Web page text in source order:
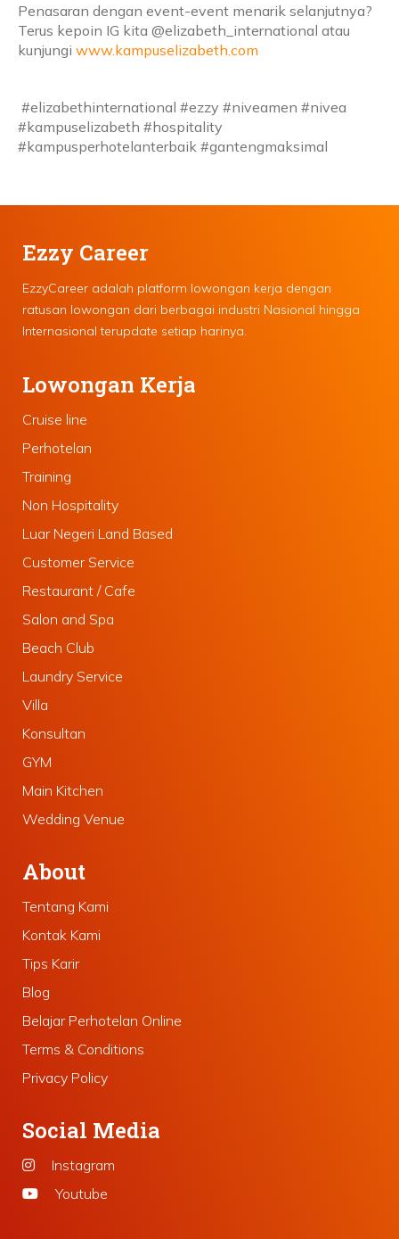
Penasaran dengan event-event menarik selanjutnya?
Terus kepoin IG kita @elizabeth_international atau
kunjungi www.kampuselizabeth.com
#elizabethinternational #ezzy #niveamen #nivea
#kampuselizabeth #hospitality
#kampusperhotelanterbaik #gantengmaksimal
Ezzy Career
EzzyCareer adalah platform lowongan kerja dengan
ratusan lowongan dari berbagai industri Nasional hingga
Internasional terupdate setiap harinya.
Lowongan Kerja
Cruise line
Perhotelan
Training
Non Hospitality
Luar Negeri Land Based
Customer Service
Restaurant / Cafe
Salon and Spa
Beach Club
Laundry Service
Villa
Konsultan
GYM
Main Kitchen
Wedding Venue
About
Tentang Kami
Kontak Kami
Tips Karir
Blog
Belajar Perhotelan Online
Terms & Conditions
Privacy Policy
Social Media
Instagram
Youtube